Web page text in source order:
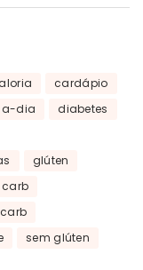
cardápio
dia
diabetes
glúten
carb
sem glúten